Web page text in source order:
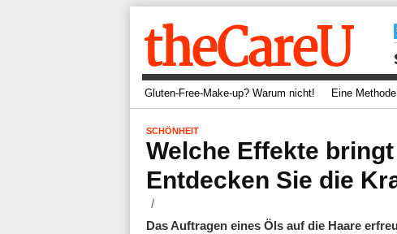
Gluten-Free-Make-up? Warum nicht! Eine
SCHÖNHEIT
Welche Effekte
Entdecken Sie die
Das Auftragen eines Öls auf die Haare